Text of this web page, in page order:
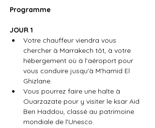
Programme
JOUR 1​​
Votre chauffeur viendra vous
chercher à Marrakech tôt, à votre
hébergement où à l'aéroport pour
vous conduire jusqu'à M'hamid El
Ghizlane.
Vous pourrez faire une halte à
Ouarzazate pour y visiter le ksar Aid
Ben Haddou, classé au patrimoine
mondiale de l'Unesco.